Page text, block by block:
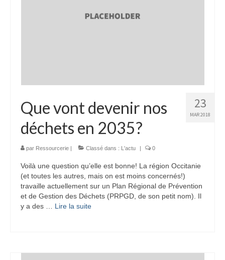
23
MAR 2018
Que vont devenir nos
déchets en 2035?
par Ressourcerie | Classé dans : L'actu | 0
Voilà une question qu’elle est bonne! La région Occitanie
(et toutes les autres, mais on est moins concernés!)
travaille actuellement sur un Plan Régional de Prévention
et de Gestion des Déchets (PRPGD, de son petit nom). Il
y a des … Lire la suite­­